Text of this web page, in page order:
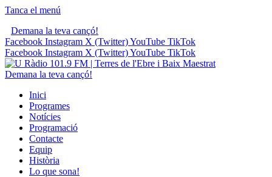
Tanca el menú
Demana la teva cançó!
Facebook Instagram X (Twitter)YouTube TikTok
Facebook Instagram X (Twitter)YouTube TikTok
Demana la teva cançó!
Inici
Programes
Notícies
Programació
Contacte
Equip
Història
Lo que sona!